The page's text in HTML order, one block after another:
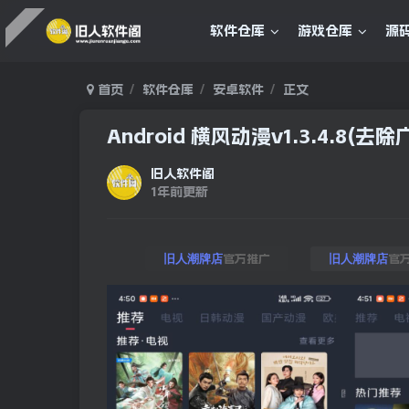
软件仓库 游戏仓库 源
首页 软件仓库 安卓软件 正文
Android 横风动漫v1.3.4.8(去除
旧人软件阁
1年前更新
旧人潮牌店官方推广 旧人潮牌店官